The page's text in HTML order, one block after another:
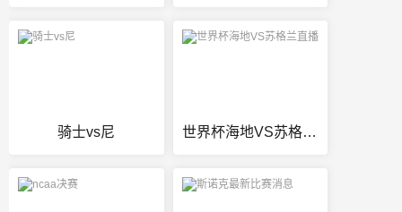
骑士vs尼 世界杯海地VS苏格兰直播